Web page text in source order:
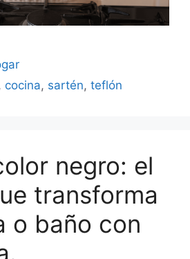
cocina, sartén,teflón
negro: el
transforma
o baño con